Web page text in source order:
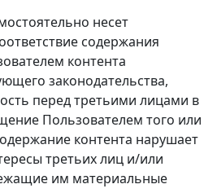
несет
содержания
контента
законодательства,
перед третьими лицами в
Пользователем того или
контента нарушает
третьих лиц и/или
им материальные